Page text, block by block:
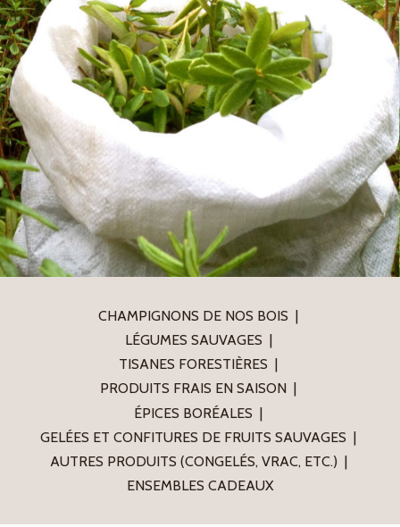
CHAMPIGNONS DE NOS BOIS
LÉGUMES SAUVAGES
TISANES FORESTIÈRES
PRODUITS FRAIS EN SAISON
ÉPICES BORÉALES
GELÉES ET CONFITURES DE FRUITS SAUVAGES
AUTRES PRODUITS (CONGELÉS, VRAC, ETC.)
ENSEMBLES CADEAUX